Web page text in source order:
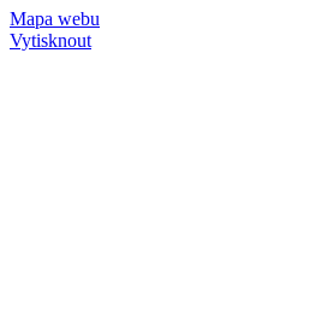
Mapa webu
Vytisknout